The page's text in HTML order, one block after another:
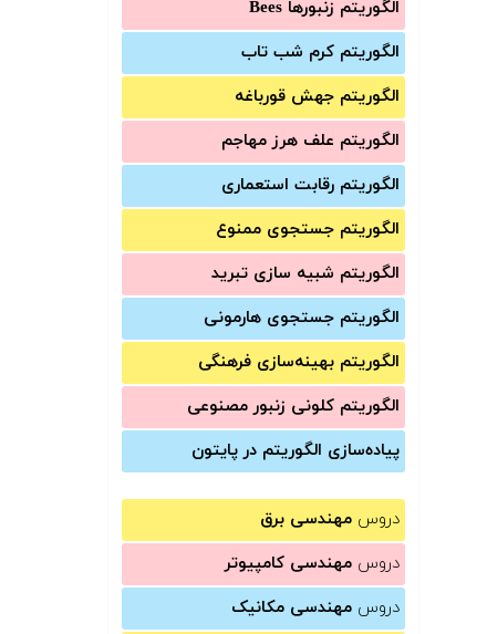
الگوریتم زنبورها Bees
الگوریتم کرم شب تاب
الگوریتم جهش قورباغه
الگوریتم علف هرز مهاجم
الگوریتم رقابت استعماری
الگوریتم جستجوی ممنوع
الگوریتم شبیه سازی تبرید
الگوریتم جستجوی هارمونی
الگوریتم بهینه‌سازی فرهنگی
الگوریتم کلونی زنبور مصنوعی
پیاده‌سازی الگوریتم در پایتون
دروس مهندسی برق
دروس مهندسی کامپیوتر
دروس مهندسی مکانیک